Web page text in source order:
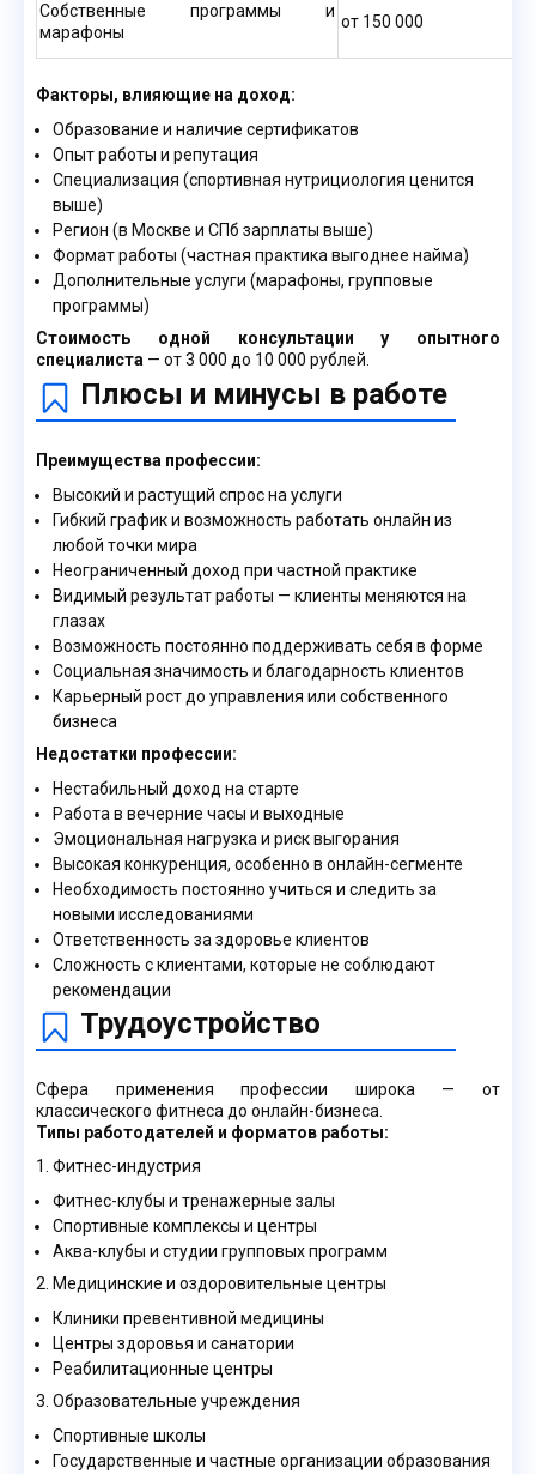
Собственные программы и
марафоны
от 150 000
Факторы, влияющие на доход:
Образование и наличие сертификатов
Опыт работы и репутация
Специализация (спортивная нутрициология ценится
выше)
Регион (в Москве и СПб зарплаты выше)
Формат работы (частная практика выгоднее найма)
Дополнительные услуги (марафоны, групповые
программы)
Стоимость одной консультации у опытного
специалиста — от 3 000 до 10 000 рублей.
Плюсы и минусы в работе
Преимущества профессии:
Высокий и растущий спрос на услуги
Гибкий график и возможность работать онлайн из
любой точки мира
Неограниченный доход при частной практике
Видимый результат работы — клиенты меняются на
глазах
Возможность постоянно поддерживать себя в форме
Социальная значимость и благодарность клиентов
Карьерный рост до управления или собственного
бизнеса
Недостатки профессии:
Нестабильный доход на старте
Работа в вечерние часы и выходные
Эмоциональная нагрузка и риск выгорания
Высокая конкуренция, особенно в онлайн-сегменте
Необходимость постоянно учиться и следить за
новыми исследованиями
Ответственность за здоровье клиентов
Сложность с клиентами, которые не соблюдают
рекомендации
Трудоустройство
Сфера применения профессии широка — от
классического фитнеса до онлайн-бизнеса.
Типы работодателей и форматов работы:
1. Фитнес-индустрия
Фитнес-клубы и тренажерные залы
Спортивные комплексы и центры
Аква-клубы и студии групповых программ
2. Медицинские и оздоровительные центры
Клиники превентивной медицины
Центры здоровья и санатории
Реабилитационные центры
3. Образовательные учреждения
Спортивные школы
Государственные и частные организации образования